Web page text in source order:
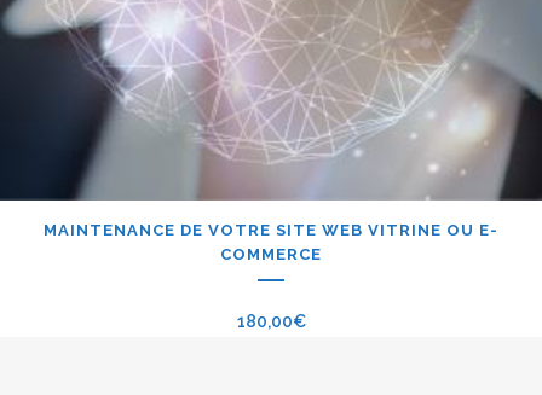
MAINTENANCE DE VOTRE SITE WEB VITRINE OU E-
COMMERCE
180,00€